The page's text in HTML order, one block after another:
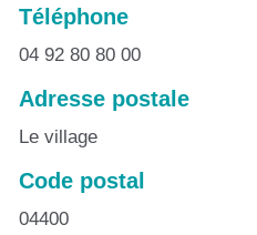
Téléphone
04 92 80 80 00
Adresse postale
Le village
Code postal
04400